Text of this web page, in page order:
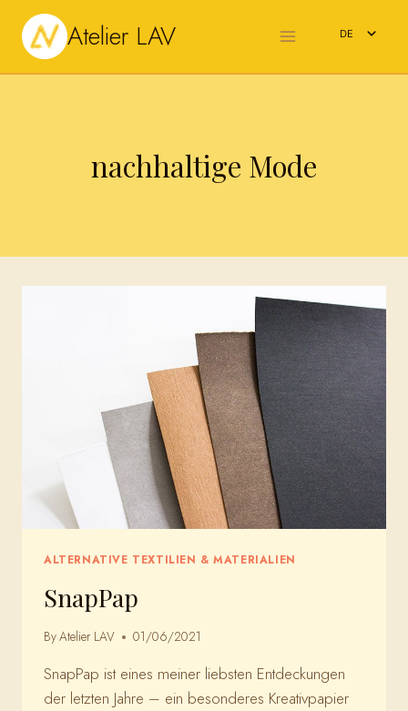
Inhalt
springen
Atelier LAV
DE
nachhaltige Mode
ALTERNATIVE TEXTILIEN & MATERIALIEN
SnapPap
ByAtelier LAV 01/06/2021
SnapPap ist eines meiner liebsten Entdeckungen
der letzten Jahre – ein besonderes Kreativpapier